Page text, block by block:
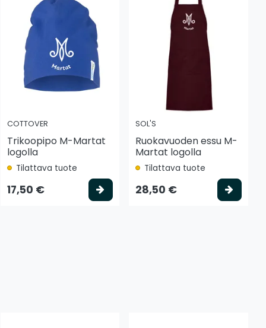
koriin
COTTOVER
Trikoopipo M-Martat
logolla
Tilattava tuote
17,50 € Valitse vaihtoehto
SOL'S
Ruokavuoden essu M-
Martat logolla
Tilattava tuote
28,50 €